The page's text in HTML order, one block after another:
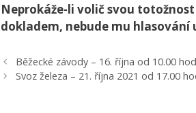
Neprokáže-li volič svou
dokladem, nebude mu hlasování
Běžecké závody – 16. října od 10.00
Svoz železa – 21. října 2021 od 17.00